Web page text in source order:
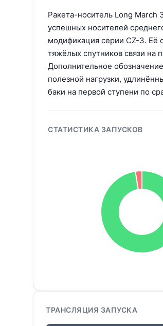
Ракета-носитель Long March
успешных носителей
модификация серии CZ-3. Её
тяжёлых спутников связи на
Дополнительное
полезной нагрузки,
баки на первой ступени по
СТАТИСТИКА ЗАПУСКОВ
ТРАНСЛЯЦИЯ ЗАПУСКА